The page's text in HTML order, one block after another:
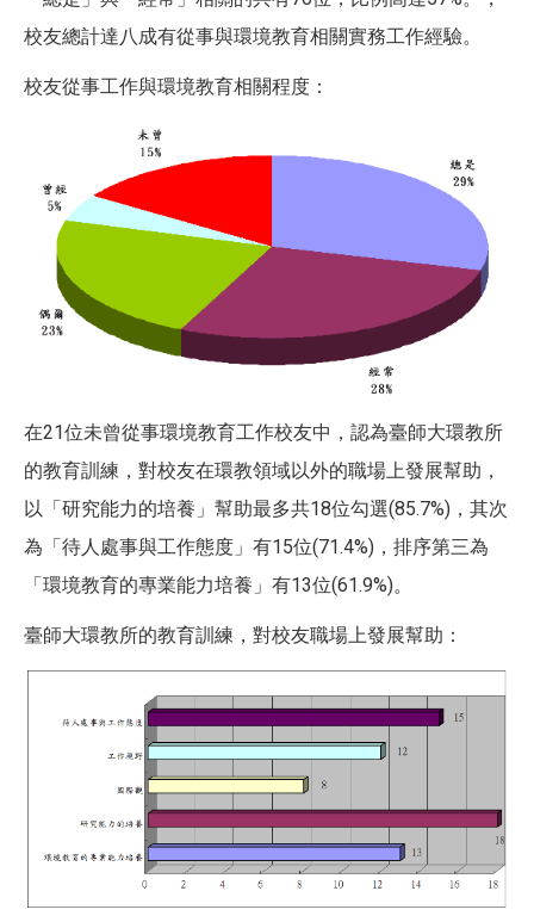
校友總計達八成有從事與環境教育相關實務工作經驗。
校友從事工作與環境教育相關程度：
在21位未曾從事環境教育工作校友中，認為臺師大環教所
的教育訓練，對校友在環教領域以外的職場上發展幫助，
以「研究能力的培養」幫助最多共18位勾選(85.7%) ，其次
為「待人處事與工作態度」有15位(71.4%) ，排序第三為
「環境教育的專業能力培養」有13位(61.9%)。
臺師大環教所的教育訓練，對校友職場上發展幫助：